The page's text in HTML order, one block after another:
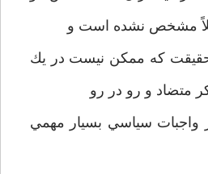
مشخص نشده است و
كه ممكن نيست در يك
متضاد و رو در رو
واجبات سياسي بسيار مهمي